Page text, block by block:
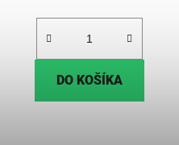
DO KOŠÍKA